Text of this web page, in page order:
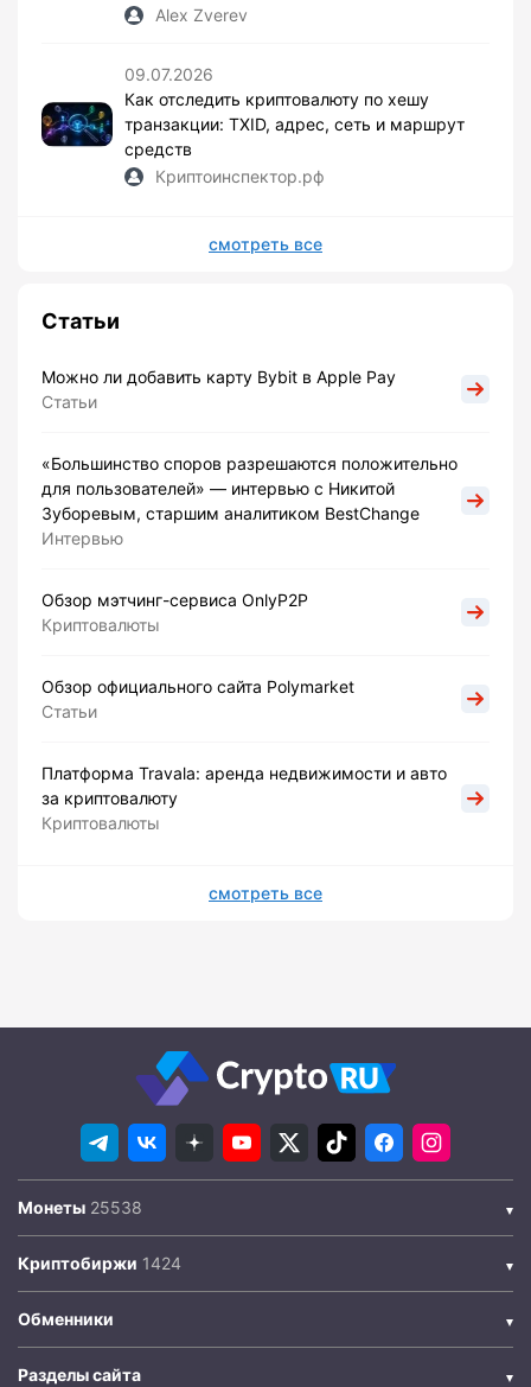
Alex Zverev
09.07.2026
Как отследить криптовалюту по хешу
транзакции: TXID, адрес, сеть и маршрут
средств
Криптоинспектор.рф
смотреть все
Статьи
Можно ли добавить карту Bybit в Apple Pay
Статьи
«Большинство споров разрешаются положительно
для пользователей» — интервью с Никитой
Зуборевым, старшим аналитиком BestChange
Интервью
Обзор мэтчинг-сервиса OnlyP2P
Криптовалюты
Обзор официального сайта Polymarket
Статьи
Платформа Travala: аренда недвижимости и авто
за криптовалюту
Криптовалюты
смотреть все
Монеты
Криптобиржи
Обменники
Разделы сайта